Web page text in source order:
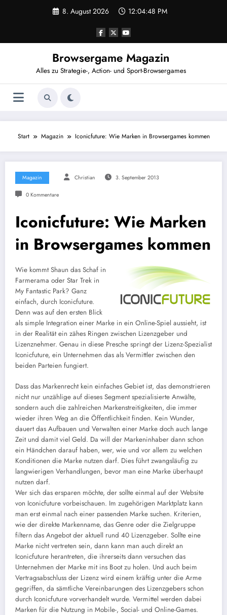
8. August 2026 12:04:49 PM
Browsergame Magazin
Alles zu Strategie-, Action- und Sport-Browsergames
Start Magazin Iconicfuture: Wie Marken in Browsergames kommen
Magazin Christian 3. September 2013
0 Kommentare
Iconicfuture: Wie Marken
in Browsergames kommen
Wie kommt Shaun das Schaf in
Farmerama oder Star Trek in
My Fantastic Park? Ganz
einfach, durch Iconicfuture.
Denn was auf den ersten Blick
als simple Integration einer Marke in ein Online-Spiel aussieht, ist
in der Realität ein zähes Ringen zwischen Lizenzgeber und
Lizenznehmer. Genau in diese Presche springt der Lizenz-Spezialist
Iconicfuture, ein Unternehmen das als Vermittler zwischen den
beiden Parteien fungiert.
Dass das Markenrecht kein einfaches Gebiet ist, das demonstrieren
nicht nur unzählige auf dieses Segment spezialisierte Anwälte,
sondern auch die zahlreichen Markenstreitigkeiten, die immer
wieder ihren Weg an die Öffentlichkeit finden. Kein Wunder,
dauert das Aufbauen und Verwalten einer Marke doch auch lange
Zeit und damit viel Geld. Da will der Markeninhaber dann schon
ein Händchen darauf haben, wer, wie und vor allem zu welchen
Konditionen die Marke nutzen darf. Dies führt zwangsläufig zu
langwierigen Verhandlungen, bevor man eine Marke überhaupt
nutzen darf.
Wer sich das ersparen möchte, der sollte einmal auf der Website
von Iconicfuture vorbeischauen. Im zugehörigen Marktplatz kann
man erst einmal nach einer passenden Marke suchen. Kriterien,
wie der direkte Markenname, das Genre oder die Zielgruppe
filtern das Angebot der aktuell rund 40 Lizenzgeber. Sollte eine
Marke nicht vertreten sein, dann kann man auch direkt an
Iconicfuture herantreten, die ihrerseits dann versuchen das
Unternehmen der Marke mit ins Boot zu holen. Und auch beim
Vertragsabschluss der Lizenz wird einem kräftig unter die Arme
gegriffen, da sämtliche Vereinbarungen des Lizenzgebers schon
durch Iconicfuture vorverhandelt wurde. Vermittel werden dabei
Marken für die Nutzung in Mobile-, Social- und Online-Games.